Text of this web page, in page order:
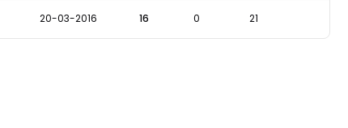
20-03-2016 16 0 21